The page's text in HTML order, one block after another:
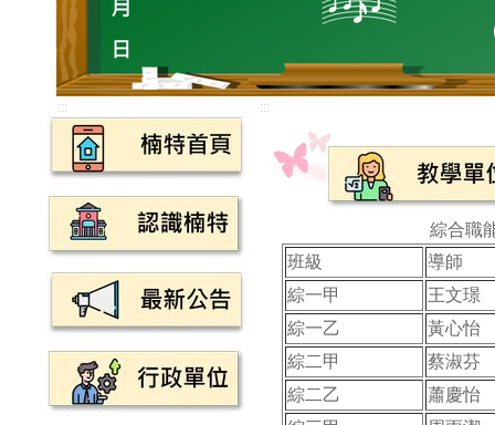
::: :::
綜合職
班級
導師
綜一甲
王文璟
綜一乙
黃心怡
綜二甲
蔡淑芬
綜二乙
蕭慶怡